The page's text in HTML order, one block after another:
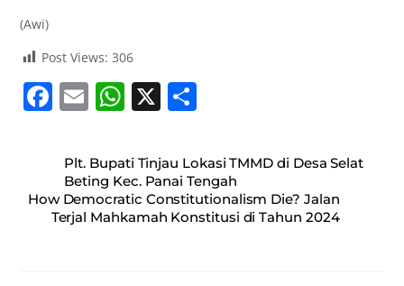
(Awi)
Post Views: 306
F
c
e
b
E
ai
l
W
at
s
A
X
ar
e
Plt. Bupati Tinjau Lokasi TMMD di Desa Selat
Beting Kec. Panai Tengah
How Democratic Constitutionalism Die? Jalan
Terjal Mahkamah Konstitusi di Tahun 2024